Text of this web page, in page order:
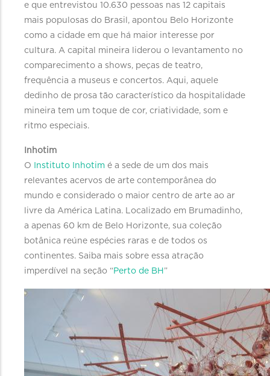
e que entrevistou 10.630 pessoas nas 12 capitais
mais populosas do Brasil, apontou Belo Horizonte
como a cidade em que há maior interesse por
cultura. A capital mineira liderou o levantamento no
comparecimento a shows, peças de teatro,
frequência a museus e concertos. Aqui, aquele
dedinho de prosa tão característico da hospitalidade
mineira tem um toque de cor, criatividade, som e
ritmo especiais.
Inhotim
O
Instituto Inhotim é a sede de um dos mais
relevantes acervos de arte contemporânea do
mundo e considerado o maior centro de arte ao ar
livre da América Latina. Localizado em Brumadinho,
a apenas 60 km de Belo Horizonte, sua coleção
botânica reúne espécies raras e de todos os
continentes. Saiba mais sobre essa atração
imperdível na seção “ Perto de BH ”